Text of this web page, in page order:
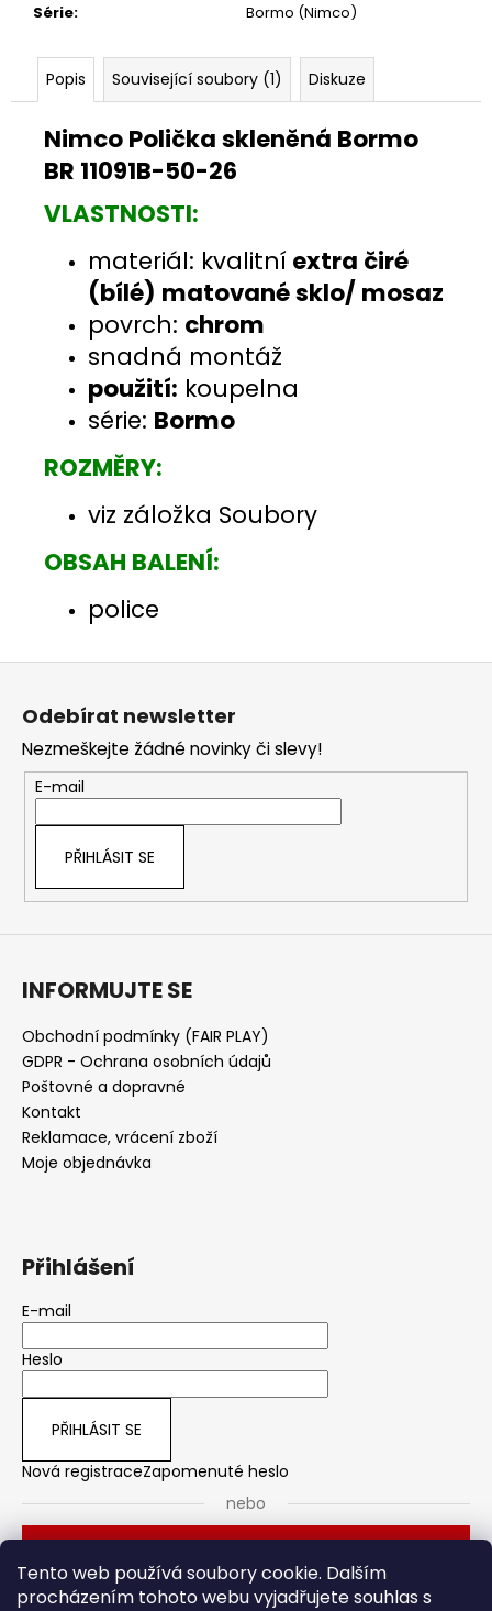
Tento web používá soubory cookie. Dalším
procházením tohoto webu vyjadřujete souhlas s
Série: Bormo (Nimco)
Popis Související soubory (1) Diskuze
Nimco Polička skleněná Bormo
BR 11091B-50-26
VLASTNOSTI:
materiál: kvalitní extra čiré
(bílé) matované sklo/ mosaz
povrch: chrom
snadná montáž
použití: koupelna
série: Bormo
ROZMĚRY:
viz záložka Soubory
OBSAH BALENÍ:
police
Z
Odebírat newsletter
Nezmeškejte žádné novinky či slevy!
E-mail
PŘIHLÁSIT SE
INFORMUJTE SE
Obchodní podmínky (FAIR PLAY)
GDPR - Ochrana osobních údajů
Poštovné a dopravné
Kontakt
Reklamace, vrácení zboží
Moje objednávka
Přihlášení
E-mail
Heslo
PŘIHLÁSIT SE
Nová registraceZapomenuté heslo
nebo